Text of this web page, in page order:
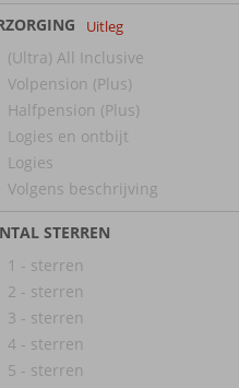
Uitleg
(Ultra) All Inclusive
Volpension (Plus)
Halfpension (Plus)
Logies en ontbijt
Logies
Volgens beschrijving
STERREN
1 - sterren
2 - sterren
3 - sterren
4 - sterren
5 - sterren